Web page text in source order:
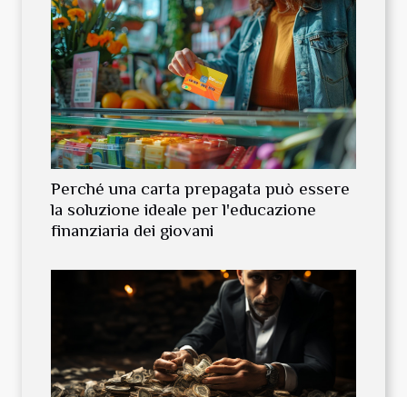
Perché una carta prepagata può essere
la soluzione ideale per l'educazione
finanziaria dei giovani